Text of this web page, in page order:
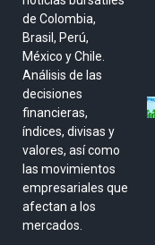
de Colombia,
Brasil, Perú,
México y Chile.
Análisis de las
decisiones
financieras,
índices, divisas y
valores, así como
las movimientos
empresariales que
afectan a los
mercados.